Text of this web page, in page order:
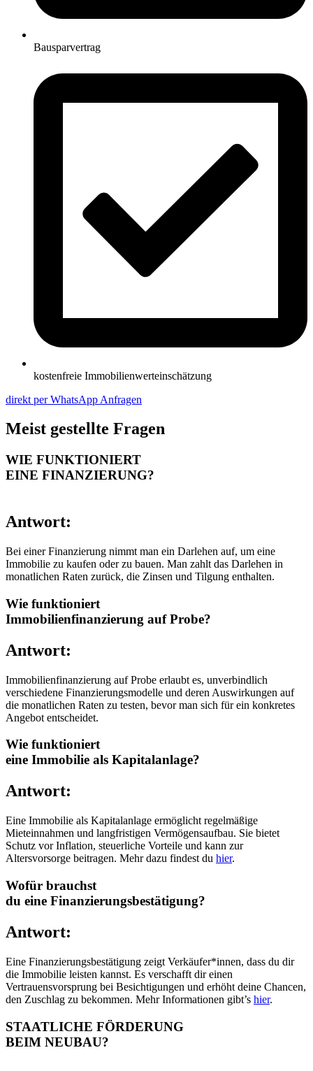
Bausparvertrag
kostenfreie Immobilienwerteinschätzung
direkt per WhatsApp Anfragen
Meist gestellte Fragen
WIE FUNKTIONIERT
EINE FINANZIERUNG?
Antwort:
Bei einer Finanzierung nimmt man ein Darlehen auf, um eine
Immobilie zu kaufen oder zu bauen. Man zahlt das Darlehen in
monatlichen Raten zurück, die Zinsen und Tilgung enthalten.
Wie funktioniert
Immobilienfinanzierung auf Probe?
Antwort:
Immobilienfinanzierung auf Probe erlaubt es, unverbindlich
verschiedene Finanzierungsmodelle und deren Auswirkungen auf
die monatlichen Raten zu testen, bevor man sich für ein konkretes
Angebot entscheidet.
Wie funktioniert
eine Immobilie als Kapitalanlage?
Antwort:
Eine Immobilie als Kapitalanlage ermöglicht regelmäßige
Mieteinnahmen und langfristigen Vermögensaufbau. Sie bietet
Schutz vor Inflation, steuerliche Vorteile und kann zur
Altersvorsorge beitragen. Mehr dazu findest du hier.
Wofür brauchst
du eine Finanzierungsbestätigung?
Antwort:
Eine Finanzierungsbestätigung zeigt Verkäufer*innen, dass du dir
die Immobilie leisten kannst. Es verschafft dir einen
Vertrauensvorsprung bei Besichtigungen und erhöht deine Chancen,
den Zuschlag zu bekommen. Mehr Informationen gibt’s hier.
STAATLICHE FÖRDERUNG
BEIM NEUBAU?